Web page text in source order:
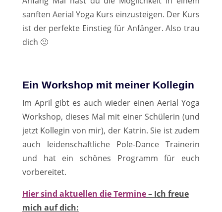
sanften Aerial Yoga Kurs einzusteigen. Der Kurs
ist der perfekte Einstieg für Anfänger. Also trau
dich 🙂
Ein Workshop mit meiner Kollegin
Im April gibt es auch wieder einen Aerial Yoga
Workshop, dieses Mal mit einer Schülerin (und
jetzt Kollegin von mir), der Katrin. Sie ist zudem
auch leidenschaftliche Pole-Dance Trainerin
und hat ein schönes Programm für euch
vorbereitet.
Hier sind aktuellen die Termine– Ich freue
mich auf dich: